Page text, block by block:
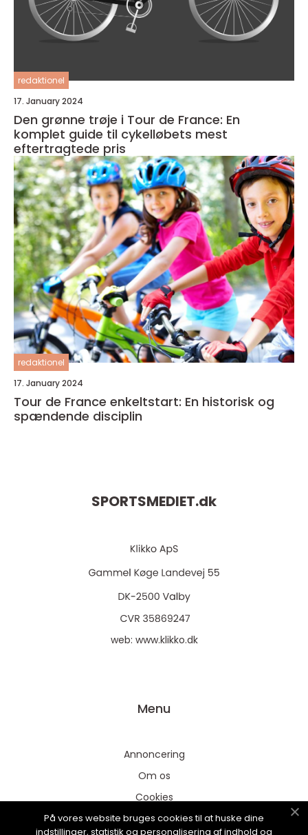
redaktionel
17. January 2024
Den grønne trøje i Tour de France: En
komplet guide til cykelløbets mest
eftertragtede pris
redaktionel
17. January 2024
Tour de France enkeltstart: En historisk og
spændende disciplin
SPORTSMEDIET.dk
web: www.klikko.dk
Menu
Annoncering
Om os
Cookies
Kontakt os
På vores website bruges cookies til at huske dine
indstillinger, statistik og personalisering af indhold og